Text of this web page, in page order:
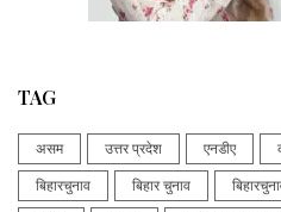
TAG
असम उत्तर प्रदेश एनडीए
बिहारचुनाव बिहार चुनाव